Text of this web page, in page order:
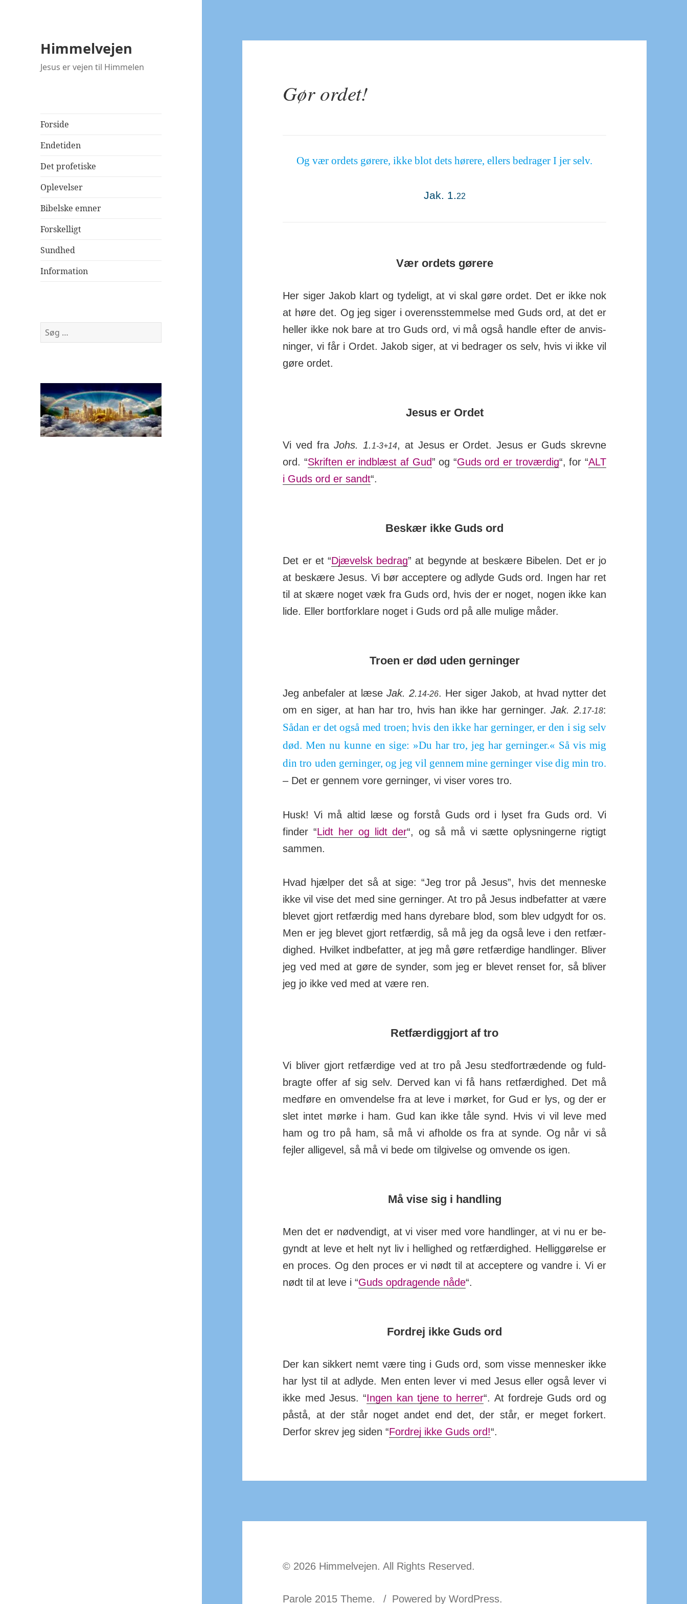
Himmelvejen
Jesus er vejen til Himmelen
Forside
Endetiden
Det profetiske
Oplevelser
Bibelske emner
Forskelligt
Sundhed
Information
Søg
efter:
Gør ordet!
Og vær ordets gørere, ikke blot dets hørere, ellers bedrager I jer selv.
Jak. 1.22
Vær ordets gørere
Her siger Jakob klart og tyde­ligt, at vi skal gøre ordet. Det er ikke nok
at høre det. Og jeg siger i over­ens­stem­melse med Guds ord, at det er
heller ikke nok bare at tro Guds ord, vi må også handle efter de an­vis­
ninger, vi får i Ordet. Jakob siger, at vi be­drager os selv, hvis vi ikke vil
gøre ordet.
Jesus er Ordet
Vi ved fraJohs. 1. 1-3+14, at Jesus er Ordet. Jesus er Guds skrevne
ord. “Skrif­ten er ind­blæst af Gud” og “Guds ord er tro­værdig“, for “ALT
i Guds ord er sandt“.
Beskær ikke Guds ord
Det er et “Djæ­velsk be­drag” at begynde at be­skære Bibelen. Det er jo
at be­skære Jesus. Vi bør ac­cep­tere og ad­lyde Guds ord. Ingen har ret
til at skære noget væk fra Guds ord, hvis der er noget, nogen ikke kan
lide. Eller bort­for­klare noget i Guds ord på alle mulige måder.
Troen er død uden gerninger
Jeg an­befaler at læseJak. 2. 14-26. Her siger Jakob, at hvad nytter det
om en siger, at han har tro, hvis han ikke har ger­ninger. Jak. 2. 17-18:
Sådan er det også med troen; hvis den ikke har ger­ninger, er den i sig selv
død.Men nu kunne en sige: »Du har tro, jeg har ger­ning­er.« Så vis mig
din tro uden ger­ninger, og jeg vil gen­nem mine ger­ninger vise dig min tro.
– Det er gen­nem vore ger­ninger, vi viser vores tro.
Husk! Vi må altid læse og forstå Guds ord i lyset fra Guds ord. Vi
finder “Lidt her og lidt der“, og så må vi sætte op­lys­ning­erne rig­tigt
sammen.
Hvad hjælper det så at sige: “Jeg tror på Jesus”, hvis det men­neske
ikke vil vise det med sine ger­ninger. At tro på Jesus ind­be­fatter at være
blevet gjort ret­færdig med hans dyre­bare blod, som blev ud­gydt for os.
Men er jeg blevet gjort ret­fær­dig, så må jeg da også leve i den ret­fær­
dighed. Hvilket ind­be­fatter, at jeg må gøre ret­fær­dige hand­linger. Bliver
jeg ved med at gøre de synder, som jeg er blevet renset for, så bliver
jeg jo ikke ved med at være ren.
Retfærdiggjort af tro
Vi bliver gjort ret­fær­dige ved at tro på Jesu sted­for­træd­ende og fuld­
bragte offer af sig selv. Derved kan vi få hans ret­fær­dighed. Det må
med­føre en om­vend­else fra at leve i mørket, for Gud er lys, og der er
slet intet mørke i ham. Gud kan ikke tåle synd. Hvis vi vil leve med
ham og tro på ham, så må vi af­holde os fra at synde. Og når vi så
fejler allige­vel, så må vi bede om til­giv­else og om­vende os igen.
Må vise sig i handling
Men det er nød­ven­digt, at vi viser med vore hand­linger, at vi nu er be­
gyndt at leve et helt nyt liv i hel­lighed og ret­fær­dig­hed. Hel­lig­gørelse er
en proces. Og den proces er vi nødt til at ac­cep­tere og vandre i. Vi er
nødt til at leve i “Guds op­drag­ende nåde“.
Fordrej ikke Guds ord
Der kan sikkert nemt være ting i Guds ord, som visse men­nesker ikke
har lyst til at ad­lyde. Men enten lever vi med Jesus eller også lever vi
ikke med Jesus. “Ingen kan tjene to herrer“. At for­dreje Guds ord og
påstå, at der står noget andet end det, der står, er meget for­kert.
Derfor skrev jeg siden “Fordrej ikke Guds ord!“.
© 2026 Himmelvejen. All Rights Reserved.
Parole 2015 Theme. Powered by WordPress.